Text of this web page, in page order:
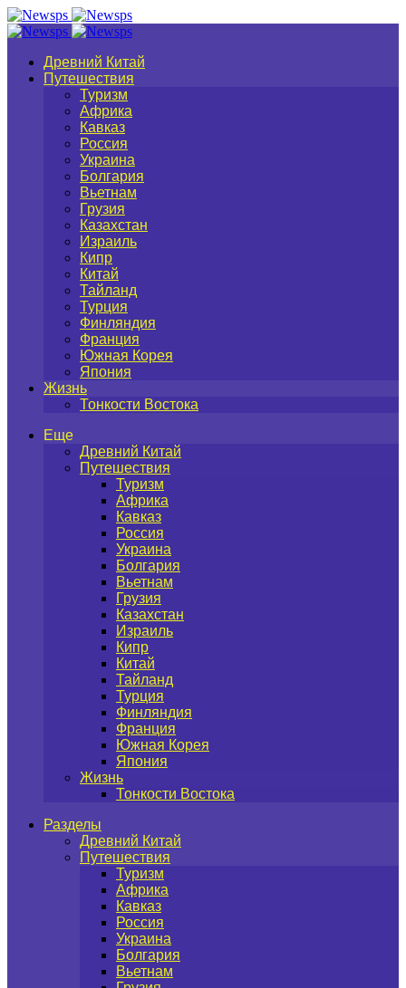
Древний Китай
Путешествия
Туризм
Африка
Кавказ
Россия
Украина
Болгария
Вьетнам
Грузия
Казахстан
Израиль
Кипр
Китай
Тайланд
Турция
Финляндия
Франция
Южная Корея
Япония
Жизнь
Тонкости Востока
Еще
Древний Китай
Путешествия
Туризм
Африка
Кавказ
Россия
Украина
Болгария
Вьетнам
Грузия
Казахстан
Израиль
Кипр
Китай
Тайланд
Турция
Финляндия
Франция
Южная Корея
Япония
Жизнь
Тонкости Востока
Разделы
Древний Китай
Путешествия
Туризм
Африка
Кавказ
Россия
Украина
Болгария
Вьетнам